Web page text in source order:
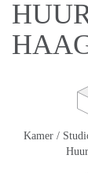
Kamer /